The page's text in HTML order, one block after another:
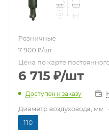
Розничные
7 900 ₽/шт
Цена по карте
6 715 ₽/шт
Доступен к заказу
Диаметр воздуховода, мм
110